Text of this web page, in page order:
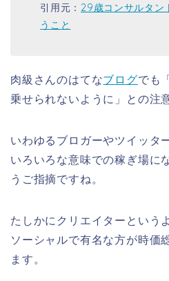
引用元： 29歳コンサルタン
うこと
肉級さんのはてなブログでも
乗せられないように」との注
いわゆるブロガーやツイッタ
いろいろな意味での稼ぎ場に
うご指摘ですね。
たしかにクリエイターという
ソーシャルで有名な方が時価
ます。